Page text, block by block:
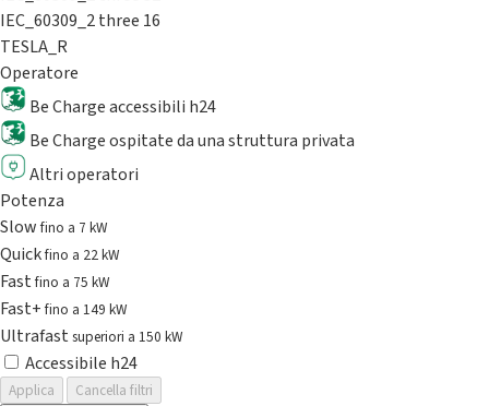
IEC_60309_2 three 16
TESLA_R
Operatore
Be Charge accessibili h24
Be Charge ospitate da una struttura privata
Altri operatori
Potenza
Slowfino a 7 kW
Quickfino a 22 kW
Fastfino a 75 kW
Fast+fino a 149 kW
Ultrafast superiori a 150 kW
Accessibile h24
Applica
Cancella filtri